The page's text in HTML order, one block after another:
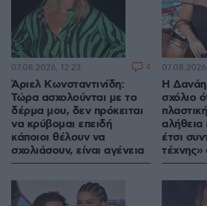
Άριελ Κωνσταντινίδη:
Τώρα ασχολούνται με το
δέρμα μου, δεν πρόκειται
να κρύβομαι επειδή
κάποιοι θέλουν να
σχολιάσουν, είναι αγένεια
07.08.2026, 12:23 4
Η
σχόλιο
αλήθεια
έτσι
τέχνης»